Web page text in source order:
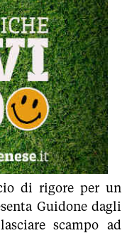
di rigore per un
Guidone dagli
scampo ad